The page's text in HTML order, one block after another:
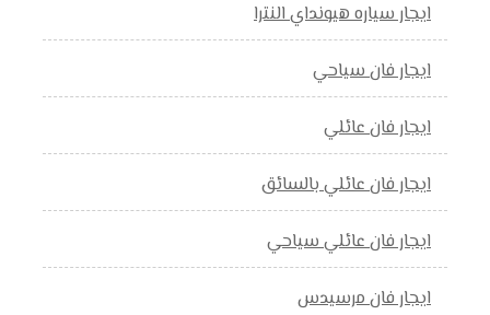
ايجار سياره هيونداي النترا
ايجار فان سياحي
ايجار فان عائلي
ايجار فان عائلي بالسائق
ايجار فان عائلي سياحي
ايجار فان مرسيدس